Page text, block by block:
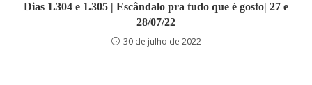
Dias 1.304 e 1.305 | Escândalo pra tudo que é gosto| 27 e
28/07/22
30 de julho de 2022